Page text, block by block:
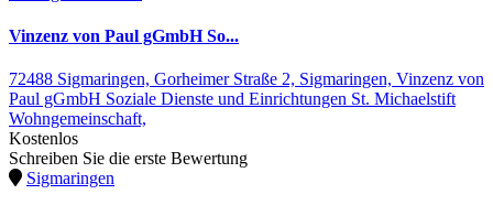
Vinzenz von Paul gGmbH So...
72488 Sigmaringen, Gorheimer Straße 2, Sigmaringen, Vinzenz von
Paul gGmbH Soziale Dienste und Einrichtungen St. Michaelstift
Wohngemeinschaft,
Kostenlos
Schreiben Sie die erste Bewertung
Sigmaringen